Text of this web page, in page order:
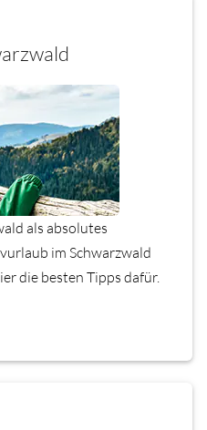
als absolutes
im Schwarzwald
die besten Tipps dafür.